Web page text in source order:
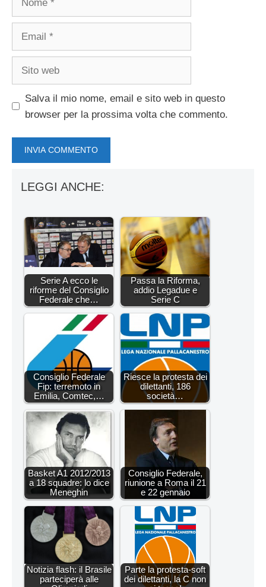
Salva il mio nome, email e sito web in questo
browser per la prossima volta che commento.
LEGGI ANCHE:
Serie A ecco le
riforme del Consiglio
Federale che…
Passa la Riforma,
addio Legadue e
Serie C
Consiglio Federale
Fip: terremoto in
Emilia, Comtec,…
Riesce la protesta dei
dilettanti, 186
società…
Basket A1 2012/2013
a 18 squadre: lo dice
Meneghin
Consiglio Federale,
riunione a Roma il 21
e 22 gennaio
Notizia flash: il Brasile
parteciperà alle
Parte la protesta-soft
dei dilettanti, la C non